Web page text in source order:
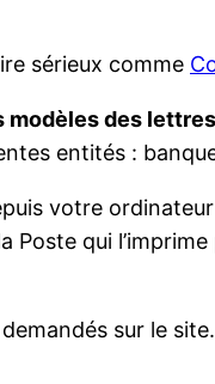
sérieux comme
modèles des
entités :
votre
qui l’imprime
sur le